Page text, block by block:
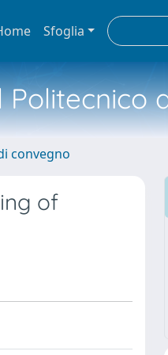
Sfoglia
convegno
of